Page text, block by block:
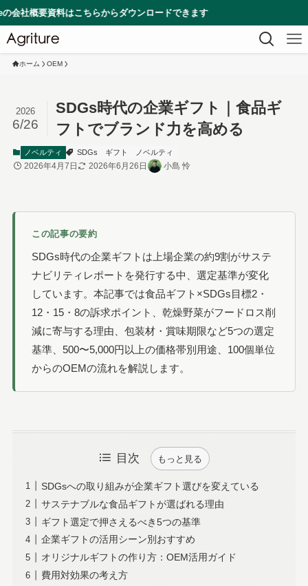
こちらからダウンロードできます
ホーム OEM
SDGs時代の企業ギフト｜食品ギ
フトでブランド力を高める
2026
6/26
ノベルティ SDGs ギフト ノベルティ
2026年4月7日 2026年6月26日 小島 怜
この記事の要約
SDGs時代の企業ギフトは上場企業の約9割がサステ
ナビリティレポートを発行する中、選定基準が変化
しています。本記事では食品ギフト×SDGs目標2・
12・15・8の訴求ポイント、乾燥野菜がフードロス削
減に寄与する理由、包装材・賞味期限など5つの選定
基準、500〜5,000円以上の価格帯別用途、100個単位
からのOEMの流れを解説します。
目次 もっと見る
SDGsへの取り組みが企業ギフト選びを変えている
サステナブルな食品ギフトが選ばれる理由
ギフト選定で押さえるべき5つの基準
企業ギフトの活用シーン別おすすめ
オリジナルギフトの作り方：OEM活用ガイド
費用対効果の考え方